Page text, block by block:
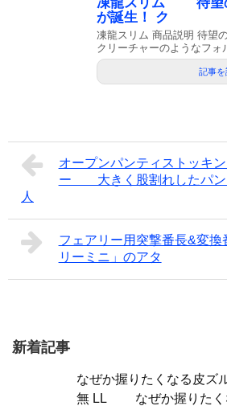
が誕生！ ク
凍龍スリム 商品説明 待望
クリーチャーのようなフォ
記事を
オープンパンティストッキ
ー 大きく股割れしたパン
人
フェアリー用突撃番長&
リーミニ」のアタ
新着記事
なぜか握りたくなる皮ズ
無 LL なぜか握りたく